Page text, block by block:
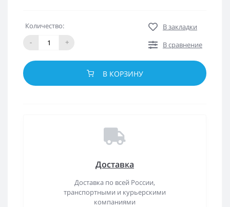
Количество:
-
+
В закладки
В сравнение
В КОРЗИНУ
Доставка
Доставка по всей России,
транспортными и курьерскими
компаниями